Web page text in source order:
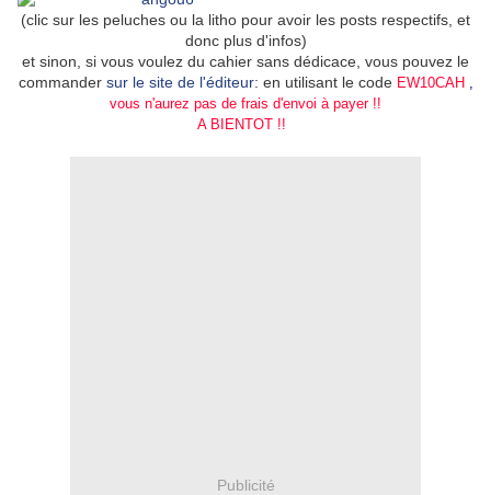
(clic sur les peluches ou la litho pour avoir les posts respectifs, et
donc plus d'infos)
et sinon, si vous voulez du cahier sans dédicace, vous pouvez le
commander sur le site de l'éditeur: en utilisant le code EW10CAH ,
vous n'aurez pas de frais d'envoi à payer !!
A BIENTOT !!
Publicité